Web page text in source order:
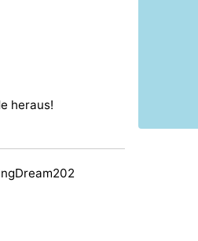
heraus!